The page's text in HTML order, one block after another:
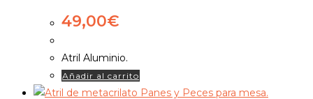
49,00€
Atril Aluminio.
Añadir al carrito